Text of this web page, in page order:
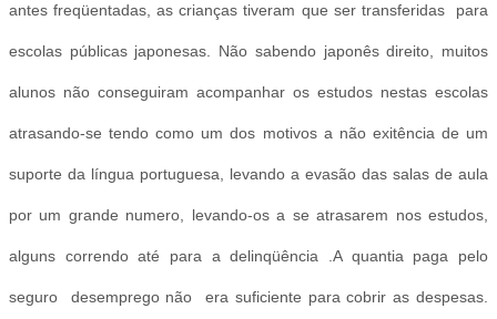
antes freqüentadas, as crianças tiveram que ser transferidas para
escolas públicas japonesas. Não sabendo japonês direito, muitos
alunos não conseguiram acompanhar os estudos nestas escolas
atrasando-se tendo como um dos motivos a não exitência de um
suporte da língua portuguesa, levando a evasão das salas de aula
por um grande numero, levando-os a se atrasarem nos estudos,
alguns correndo até para a delinqüência .A quantia paga pelo
seguro desemprego não era suficiente para cobrir as despesas.